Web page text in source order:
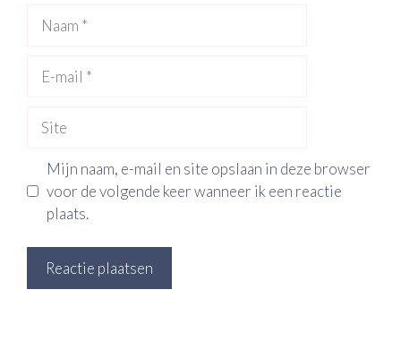
mail
Mijn naam, e-mail en site opslaan in deze browser
voor de volgende keer wanneer ik een reactie
plaats.